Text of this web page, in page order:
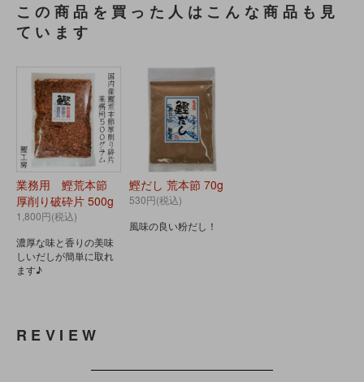
この商品を買った人はこんな商品も見
ています
業務用 鰹荒本節
厚削り破砕片 500g
1,800円(税込)
濃厚な味と香りの美味
しいだしが簡単に取れ
ます♪
鰹だし 荒本節 70g
530円(税込)
風味の良い粉だし！
REVIEW